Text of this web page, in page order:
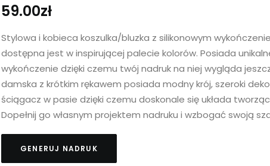
59.00zł
Stylowa i kobieca koszulka/bluzka z silikonowym
dostępna jest w inspirującej palecie kolorów. Posiada
wykończenie dzięki czemu twój nadruk na niej wygląda
damska z krótkim rękawem posiada modny krój, szeroki
ściągacz w pasie dzięki czemu doskonale się układa
Dopełnij go własnym projektem nadruku i wzbogać swoją
GENERUJ NADRUK